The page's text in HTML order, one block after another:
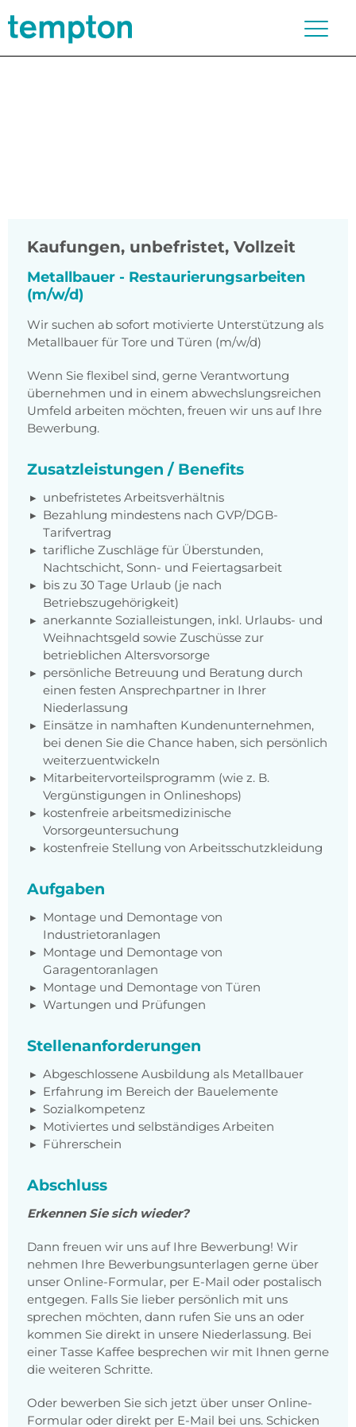
Kaufungen, unbefristet, Vollzeit
Metallbauer - Restaurierungsarbeiten
(m/w/d)
Wir suchen ab sofort motivierte Unterstützung als
Metallbauer für Tore und Türen (m/w/d)
Wenn Sie flexibel sind, gerne Verantwortung
übernehmen und in einem abwechslungsreichen
Umfeld arbeiten möchten, freuen wir uns auf Ihre
Bewerbung.
Zusatzleistungen / Benefits
unbefristetes Arbeitsverhältnis
Bezahlung mindestens nach GVP/DGB-
Tarifvertrag
tarifliche Zuschläge für Überstunden,
Nachtschicht, Sonn- und Feiertagsarbeit
bis zu 30 Tage Urlaub (je nach
Betriebszugehörigkeit)
anerkannte Sozialleistungen, inkl. Urlaubs- und
Weihnachtsgeld sowie Zuschüsse zur
betrieblichen Altersvorsorge
persönliche Betreuung und Beratung durch
einen festen Ansprechpartner in Ihrer
Niederlassung
Einsätze in namhaften Kundenunternehmen,
bei denen Sie die Chance haben, sich persönlich
weiterzuentwickeln
Mitarbeitervorteilsprogramm (wie z. B.
Vergünstigungen in Onlineshops)
kostenfreie arbeitsmedizinische
Vorsorgeuntersuchung
kostenfreie Stellung von Arbeitsschutzkleidung
Aufgaben
Montage und Demontage von
Industrietoranlagen
Montage und Demontage von
Garagentoranlagen
Montage und Demontage von Türen
Wartungen und Prüfungen
Stellenanforderungen
Abgeschlossene Ausbildung als Metallbauer
Erfahrung im Bereich der Bauelemente
Sozialkompetenz
Motiviertes und selbständiges Arbeiten
Führerschein
Abschluss
Erkennen Sie sich wieder?
Dann freuen wir uns auf Ihre Bewerbung! Wir
nehmen Ihre Bewerbungsunterlagen gerne über
unser Online-Formular, per E-Mail oder postalisch
entgegen. Falls Sie lieber persönlich mit uns
sprechen möchten, dann rufen Sie uns an oder
kommen Sie direkt in unsere Niederlassung. Bei
einer Tasse Kaffee besprechen wir mit Ihnen gerne
die weiteren Schritte.
Oder bewerben Sie sich jetzt über unser Online-
Formular oder direkt per E-Mail bei uns. Schicken